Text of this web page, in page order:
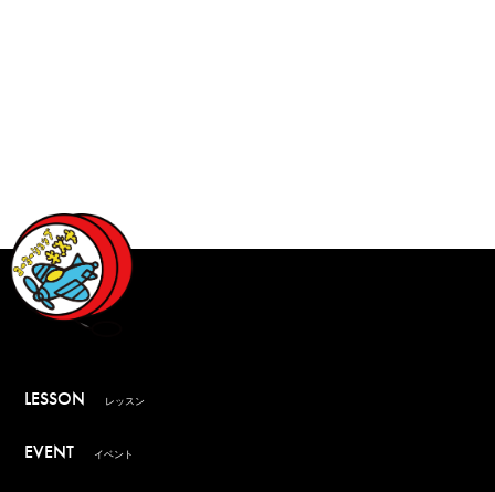
LESSON レッスン
EVENT イベント